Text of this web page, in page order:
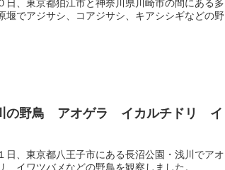
日、東京都狛江市と神奈川県川崎市の間にある多
堰でアジサシ、コアジサシ、キアシシギなどの野
の野鳥 アオゲラ イカルチドリ イ
日、東京都八王子市にある長沼公園・浅川でアオ
、イワツバメなどの野鳥を観察しました。